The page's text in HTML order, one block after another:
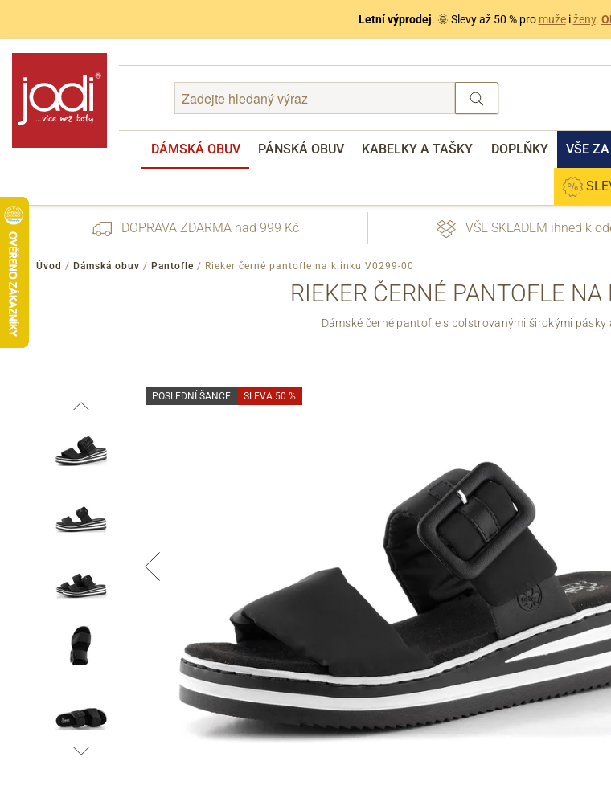
Letní výprodej. 🌞 Slevy až 50 % pro mužeiženy.
DÁMSKÁ OBUV PÁNSKÁ OBUV KABELKY A TAŠKY DOPLŇKY VŠE
DOPRAVA ZDARMA nad 999 Kč VŠE SKLADEM ihned k
Úvod / Dámská obuv / Pantofle / Rieker černé pantofle na klínku V0299-00
RIEKER ČERNÉ PANTOFLE
Dámské černé pantofle s polstrovanými širokými pásky
POSLEDNÍ ŠANCE SLEVA 50 %